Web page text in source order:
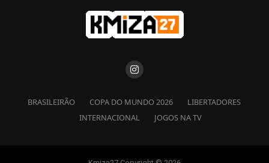
BRASILEIRÃO COPA DO MUNDO 2026
LIBERTADORES
INTERNACIONAL
JOGOS NA TV